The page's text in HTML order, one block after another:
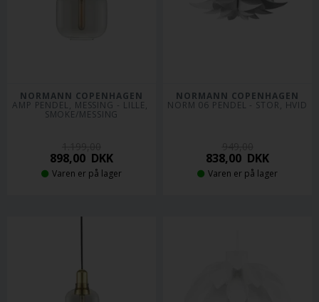
NORMANN COPENHAGEN
AMP PENDEL, MESSING - LILLE,
SMOKE/MESSING
898,00 DKK
Varen er på lager
NORMANN COPENHAGEN
NORM 06 PENDEL - STOR, HVID
838,00 DKK
Varen er på lager